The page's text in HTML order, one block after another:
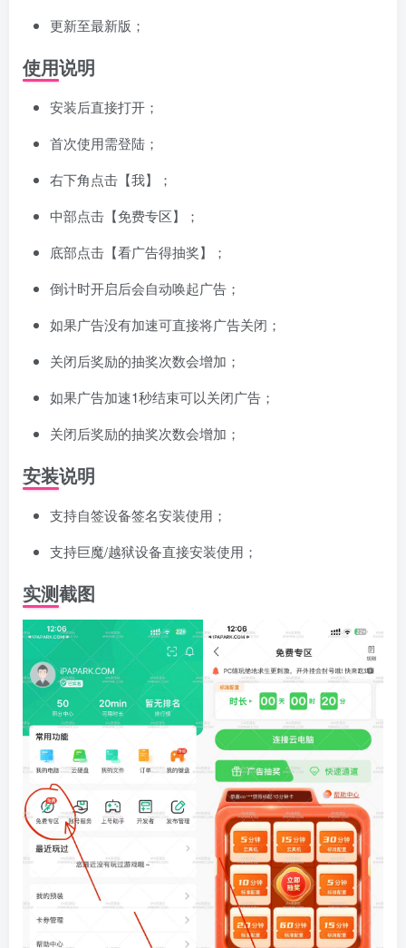
更新至最新版；
使用说明
安装后直接打开；
首次使用需登陆；
右下角点击【我】；
中部点击【免费专区】；
底部点击【看广告得抽奖】；
倒计时开启后会自动唤起广告；
如果广告没有加速可直接将广告关闭；
关闭后奖励的抽奖次数会增加；
如果广告加速1秒结束可以关闭广告；
关闭后奖励的抽奖次数会增加；
安装说明
支持自签设备签名安装使用；
支持巨魔/越狱设备直接安装使用；
实测截图